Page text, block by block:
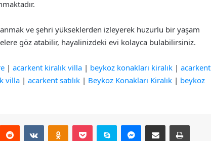
ve şehri yükseklerden izleyerek huzurlu bir yaşam
göz atabilir, hayalinizdeki evi kolayca bulabilirsiniz.
| acarkent kiralık villa | beykoz konakları kiralık | acarkent
villa | acarkent satılık | Beykoz Konakları Kiralık | beykoz
Reddit VKontakteOdnoklassniki
Pocket Skype Messenger
E-Posta ile paylaş Yazdır